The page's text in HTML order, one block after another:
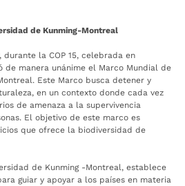
de Kunming-Montreal
la COP 15, celebrada en
de manera unánime el Marco Mundial de
Este Marco busca detener y
en un contexto donde cada vez
de amenaza a la supervivencia
El objetivo de este marco es
que ofrece la biodiversidad de
de Kunming -Montreal, establece
guiar y apoyar a los países en materia